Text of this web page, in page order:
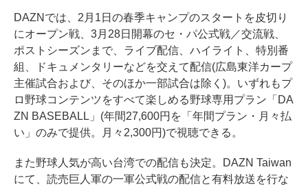
DAZNでは、2月1日の春季キャンプのスタートを皮切り
にオープン戦、3月28日開幕のセ・パ公式戦／交流戦、
ポストシーズンまで、ライブ配信、ハイライト、特別番
組、ドキュメンタリーなどを交えて配信(広島東洋カープ
主催試合および、そのほか一部試合は除く)。いずれもプ
ロ野球コンテンツをすべて楽しめる野球専用プラン「DA
ZN BASEBALL」(年間27,600円を「年間プラン・月々払
い」のみで提供。月々2,300円)で視聴できる。
また野球人気が高い台湾での配信も決定。DAZN Taiwan
にて、読売巨人軍の一軍公式戦の配信と有料放送を行な